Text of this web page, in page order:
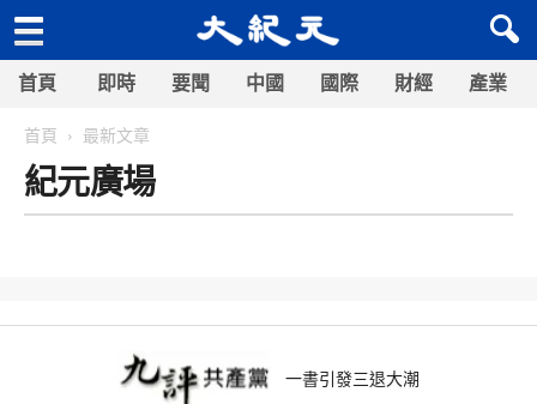
首頁 即時 要聞 中國 國際 財經 產業
首頁 最新文章
紀元廣場
一書引發三退大潮